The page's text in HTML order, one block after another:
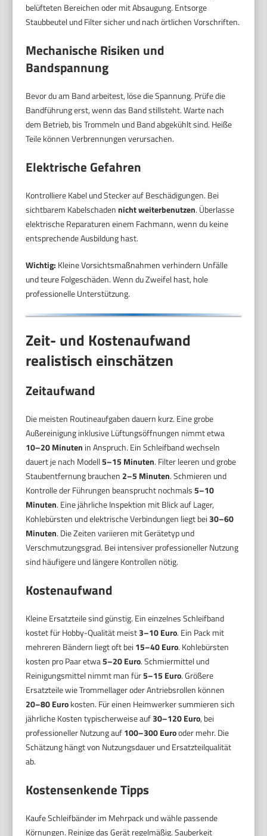
belüfteten Bereichen oder mit Absaugung. Entsorge
Staubbeutel und Filter sicher und nach örtlichen Vorschriften.
Mechanische Risiken und
Bandspannung
Bevor du am Band arbeitest, löse die Spannung. Prüfe die
Bandführung erst, wenn das Band stillsteht. Warte nach
dem Betrieb, bis Trommeln und Band abgekühlt sind. Heiße
Teile können Verbrennungen verursachen.
Elektrische Gefahren
Kontrolliere Kabel und Stecker auf Beschädigungen. Bei
sichtbarem Kabelschadennicht weiterbenutzen. Überlasse
elektrische Reparaturen einem Fachmann, wenn du keine
entsprechende Ausbildung hast.
Wichtig: Kleine Vorsichtsmaßnahmen verhindern Unfälle
und teure Folgeschäden. Wenn du Zweifel hast, hole
professionelle Unterstützung.
Zeit- und Kostenaufwand
realistisch einschätzen
Zeitaufwand
Die meisten Routineaufgaben dauern kurz. Eine grobe
Außereinigung inklusive Lüftungsöffnungen nimmt etwa
10–20 Minuten in Anspruch. Ein Schleifband wechseln
dauert je nach Modell5–15 Minuten. Filter leeren und grobe
Staubentfernung brauchen 2–5 Minuten. Schmieren und
Kontrolle der Führungen beansprucht nochmals5–10
Minuten. Eine jährliche Inspektion mit Blick auf Lager,
Kohlebürsten und elektrische Verbindungen liegt bei30–60
Minuten. Die Zeiten variieren mit Gerätetyp und
Verschmutzungsgrad. Bei intensiver professioneller Nutzung
sind häufigere und längere Kontrollen nötig.
Kostenaufwand
Kleine Ersatzteile sind günstig. Ein einzelnes Schleifband
kostet für Hobby-Qualität meist3–10 Euro. Ein Pack mit
mehreren Bändern liegt oft bei 15–40 Euro. Kohlebürsten
kosten pro Paar etwa5–20 Euro. Schmiermittel und
Reinigungsmittel nimmt man für5–15 Euro. Größere
Ersatzteile wie Trommellager oder Antriebsrollen können
20–80 Eurokosten. Für einen Heimwerker summieren sich
jährliche Kosten typischerweise auf30–120 Euro, bei
professioneller Nutzung auf100–300 Eurooder mehr. Die
Schätzung hängt von Nutzungsdauer und Ersatzteilqualität
ab.
Kostensenkende Tipps
Kaufe Schleifbänder im Mehrpack und wähle passende
Körnungen. Reinige das Gerät regelmäßig. Sauberkeit